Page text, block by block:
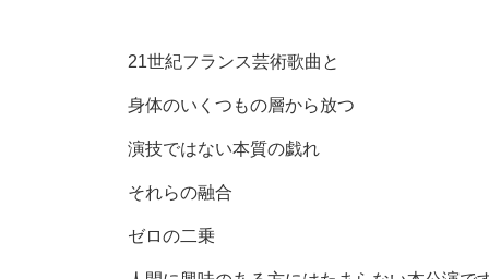
21世紀フランス芸術歌曲と
身体のいくつもの層から放つ
演技ではない本質の戯れ
それらの融合
ゼロの二乗